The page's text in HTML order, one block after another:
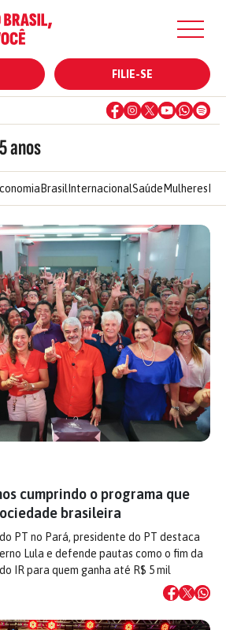
FILIE-SE
anos
Brasil InternacionalSaúde Mulheres
cumprindo o programa que
brasileira
PT no Pará, presidente do PT destaca
Lula e defende pautas como o fim da
IR para quem ganha até R$ 5 mil